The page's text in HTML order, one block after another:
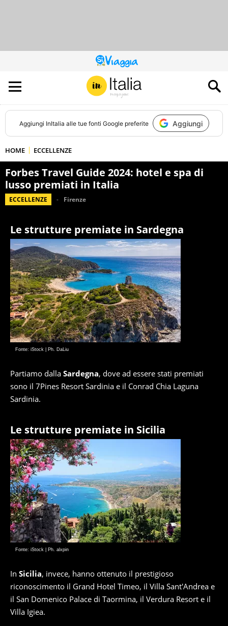
QUESTO
SITO
CONTRIBUISCE
ALL’AUDIENCE
DI
Aggiungi InItalia alle tue fonti Google preferite Aggiungi
HOME ECCELLENZE
Forbes Travel Guide 2024: hotel e spa di
lusso premiati in Italia
ECCELLENZE Firenze
Le strutture premiate in Sardegna
Fonte: iStock | Ph. DaLiu
Partiamo dalla Sardegna, dove ad essere stati premiati
sono il 7Pines Resort Sardinia e il Conrad Chia Laguna
Sardinia.
Le strutture premiate in Sicilia
Fonte: iStock | Ph. alxpin
In Sicilia, invece, hanno ottenuto il prestigioso
riconoscimento il Grand Hotel Timeo, il Villa Sant'Andrea e
il San Domenico Palace di Taormina, il Verdura Resort e il
Villa Igiea.